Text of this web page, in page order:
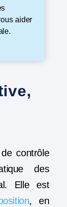
aider
de contrôle
des
Elle est
, en